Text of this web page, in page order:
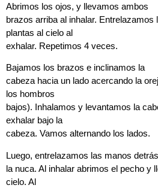
Abrimos los ojos, y llevamos ambos
brazos arriba al inhalar.
plantas al cielo al
exhalar. Repetimos 4 veces.
Bajamos los brazos e inclinamos la
cabeza hacia un lado acercando la
los hombros
bajos). Inhalamos y levantamos la
exhalar bajo la
cabeza. Vamos alternando los lados.
Luego, entrelazamos las manos
la nuca. Al inhalar abrimos el pecho y
cielo. Al